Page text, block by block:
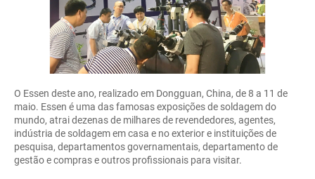
O Essen deste ano, realizado em Dongguan, China, de 8 a 11 de
maio. Essen é uma das famosas exposições de soldagem do
mundo, atrai dezenas de milhares de revendedores, agentes,
indústria de soldagem em casa e no exterior e instituições de
pesquisa, departamentos governamentais, departamento de
gestão e compras e outros profissionais para visitar.